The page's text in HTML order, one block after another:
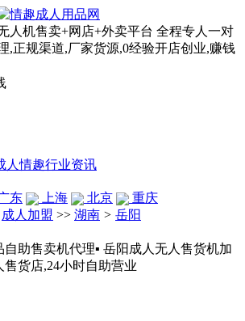
人机售卖+网店+外卖平台 全程专人一对
,正规渠道,厂家货源,0经验开店创业,赚钱
人情趣行业资讯
东 上海 北京
重庆
成人加盟 >> 湖南 > 岳阳
自助售卖机代理▪ 岳阳成人无人售货机加
售货店,24小时自助营业